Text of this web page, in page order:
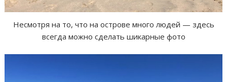
Несмотря на то, что на острове много людей — здесь
всегда можно сделать шикарные фото